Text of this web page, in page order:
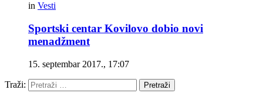
in Vesti
Sportski centar Kovilovo dobio novi
menadžment
15. septembar 2017., 17:07
Traži: Pretraži